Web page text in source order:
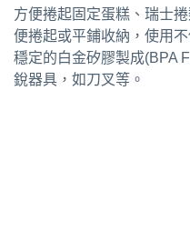
方便捲起固定蛋糕、瑞士
便捲起或平鋪收納，使用
穩定的白金矽膠製成(BPA
銳器具，如刀叉等。